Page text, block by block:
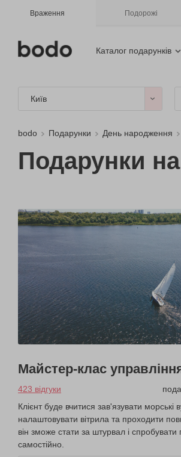
Враження Подорожі
Каталог подарунків
Київ
bodo Подарунки День народження
Подарунки
Майстер-клас
423 відгуки
Клієнт буде вчитися зав'язувати морські
налаштовувати вітрила та проходити
він зможе стати за штурвал і
самостійно.